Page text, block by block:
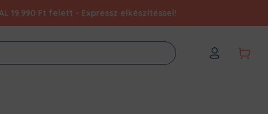
19.990 Ft felett - Expressz elkészítéssel!